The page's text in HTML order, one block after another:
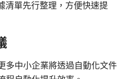
清單先行整理，方便快速提
多中小企業將透過自動化文件